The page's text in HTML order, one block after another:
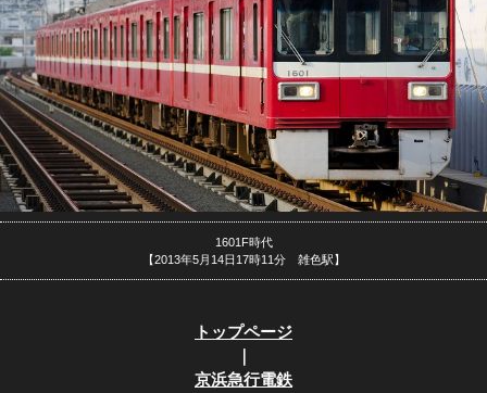
1601F時代
【2013年5月14日17時11分 雑色駅】
トップページ
｜
京浜急行電鉄